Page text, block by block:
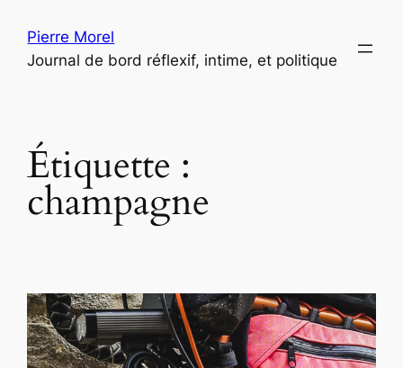
contenu
Pierre Morel
Journal de bord réflexif, intime, et politique
Étiquette :
champagne